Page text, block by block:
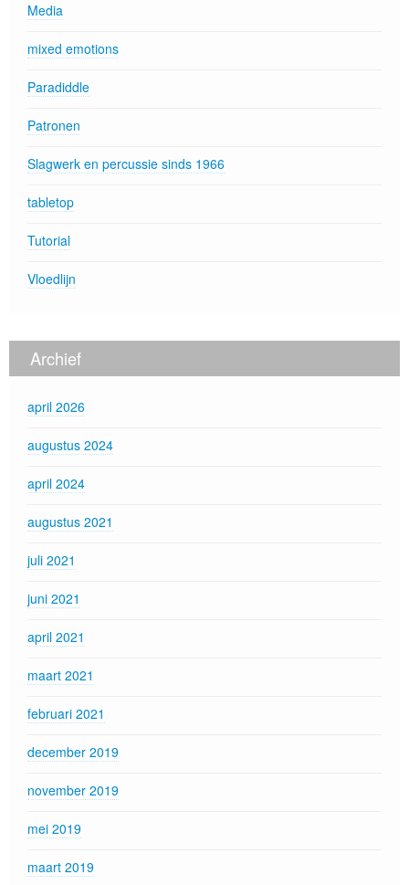
Media
mixed emotions
Paradiddle
Patronen
Slagwerk en percussie sinds 1966
tabletop
Tutorial
Vloedlijn
Archief
april 2026
augustus 2024
april 2024
augustus 2021
juli 2021
juni 2021
april 2021
maart 2021
februari 2021
december 2019
november 2019
mei 2019
maart 2019